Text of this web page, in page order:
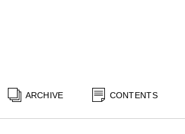
ARCHIVE CONTENTS